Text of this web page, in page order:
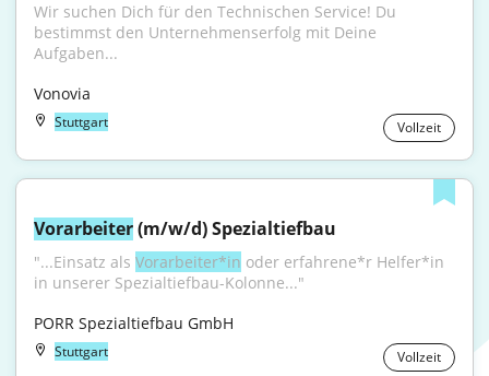
Wir suchen Dich für den Technischen Service! Du
bestimmst den Unternehmenserfolg mit Deine
Aufgaben...
Vonovia
Stuttgart Vollzeit
Vorarbeiter (m/w/d) Spezialtiefbau
"...Einsatz als Vorarbeiter*in oder erfahrene*r Helfer*in
in unserer Spezialtiefbau-Kolonne..."
PORR Spezialtiefbau GmbH
Stuttgart Vollzeit